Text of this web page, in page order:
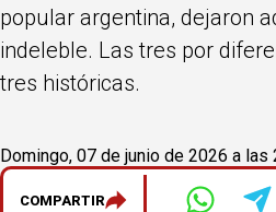
popular argentina, dejaron
indeleble. Las tres por
tres históricas.
Domingo, 07 de junio de 2026 a las
COMPARTIR